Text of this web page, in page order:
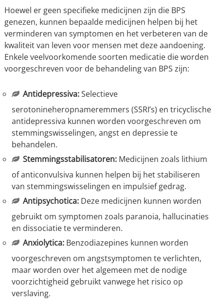
Hoewel er geen specifieke medicijnen zijn die BPS
genezen, kunnen bepaalde medicijnen helpen bij het
verminderen van symptomen en het verbeteren van de
kwaliteit van leven voor mensen met deze aandoening.
Enkele veelvoorkomende soorten medicatie die worden
voorgeschreven voor de behandeling van BPS zijn:
Antidepressiva:Selectieve
serotonineheropnameremmers (SSRI’s) en tricyclische
antidepressiva kunnen worden voorgeschreven om
stemmingswisselingen, angst en depressie te
behandelen.
Stemmingsstabilisatoren:Medicijnen zoals lithium
of anticonvulsiva kunnen helpen bij het stabiliseren
van stemmingswisselingen en impulsief gedrag.
Antipsychotica:Deze medicijnen kunnen worden
gebruikt om symptomen zoals paranoia, hallucinaties
en dissociatie te verminderen.
Anxiolytica:Benzodiazepines kunnen worden
voorgeschreven om angstsymptomen te verlichten,
maar worden over het algemeen met de nodige
voorzichtigheid gebruikt vanwege het risico op
verslaving.